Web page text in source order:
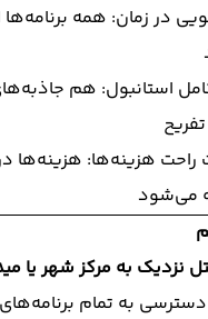
در زمان: همه
استانبول: هم
راحت هزینه‌ها: هزینه‌ها
می‌شود
نزدیک به مرکز شهر یا
دسترسی به تمام